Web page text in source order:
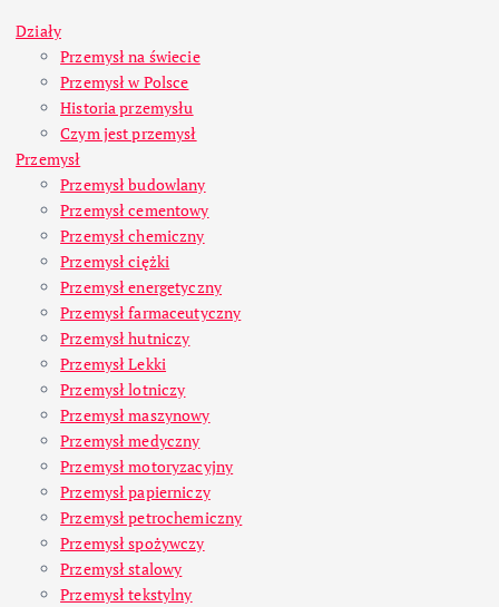
Działy
Przemysł na świecie
Przemysł w Polsce
Historia przemysłu
Czym jest przemysł
Przemysł
Przemysł budowlany
Przemysł cementowy
Przemysł chemiczny
Przemysł ciężki
Przemysł energetyczny
Przemysł farmaceutyczny
Przemysł hutniczy
Przemysł Lekki
Przemysł lotniczy
Przemysł maszynowy
Przemysł medyczny
Przemysł motoryzacyjny
Przemysł papierniczy
Przemysł petrochemiczny
Przemysł spożywczy
Przemysł stalowy
Przemysł tekstylny